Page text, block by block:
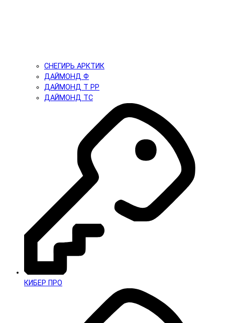
СНЕГИРЬ АРКТИК
ДАЙМОНД Ф
ДАЙМОНД Т PP
ДАЙМОНД ТС
КИБЕР ПРО